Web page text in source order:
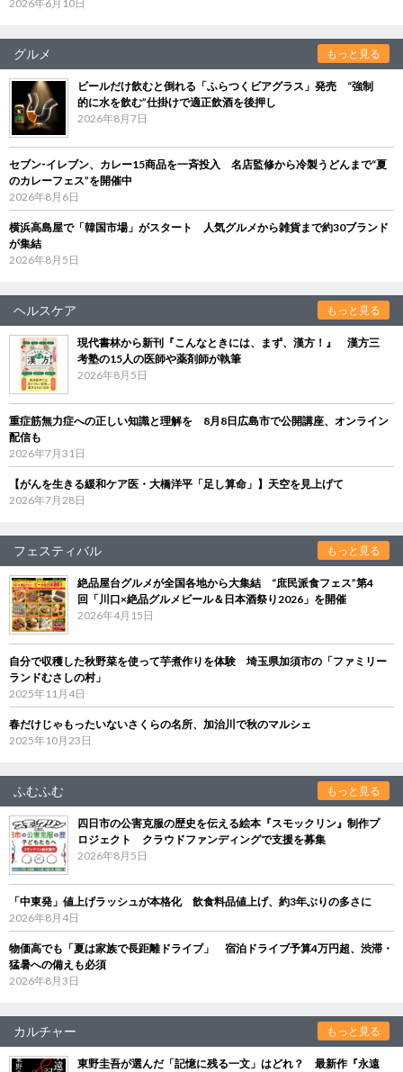
2026年6月10日
グルメ もっと見る
ビールだけ飲むと倒れる「ふらつくビアグラス」発売 “強制
的に水を飲む”仕掛けで適正飲酒を後押し
2026年8月7日
セブン‐イレブン、カレー15商品を一斉投入 名店監修から冷製うどんまで“夏
のカレーフェス”を開催中
2026年8月6日
横浜高島屋で「韓国市場」がスタート 人気グルメから雑貨まで約30ブランド
が集結
2026年8月5日
ヘルスケア もっと見る
現代書林から新刊『こんなときには、まず、漢方！』 漢方三
考塾の15人の医師や薬剤師が執筆
2026年8月5日
重症筋無力症への正しい知識と理解を 8月8日広島市で公開講座、オンライン
配信も
2026年7月31日
【がんを生きる緩和ケア医・大橋洋平「足し算命」】天空を見上げて
2026年7月28日
フェスティバル もっと見る
絶品屋台グルメが全国各地から大集結 “庶民派食フェス”第4
回「川口×絶品グルメビール＆日本酒祭り2026」を開催
2026年4月15日
自分で収穫した秋野菜を使って芋煮作りを体験 埼玉県加須市の「ファミリー
ランドむさしの村」
2025年11月4日
春だけじゃもったいないさくらの名所、加治川で秋のマルシェ
2025年10月23日
ふむふむ もっと見る
四日市の公害克服の歴史を伝える絵本『スモックリン』制作プ
ロジェクト クラウドファンディングで支援を募集
2026年8月5日
「中東発」値上げラッシュが本格化 飲食料品値上げ、約3年ぶりの多さに
2026年8月4日
物価高でも「夏は家族で長距離ドライブ」 宿泊ドライブ予算4万円超、渋滞・
猛暑への備えも必須
2026年8月3日
カルチャー もっと見る
東野圭吾が選んだ「記憶に残る一文」はどれ？ 最新作『永遠